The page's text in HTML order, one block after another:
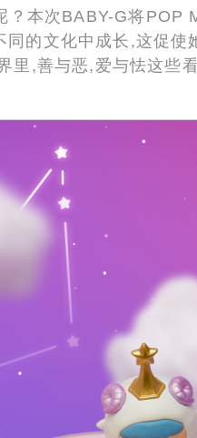
本次BABY-G将
的文化中成长,这促
,善与恶,爱与怯这些